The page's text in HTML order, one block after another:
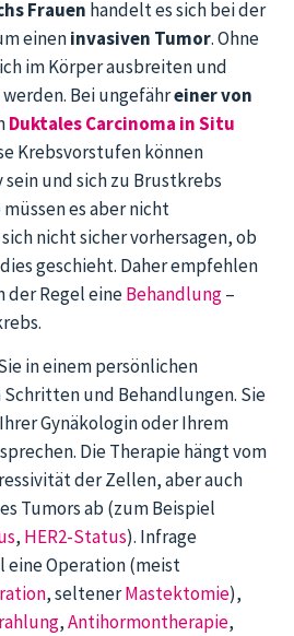
Frauen handelt es sich bei der
eineninvasiven Tumor. Ohne
im Körper ausbreiten und
Bei ungefähreiner von
Duktales Carcinoma in Situ
Krebsvorstufen können
sein und sich zu Brustkrebs
es aber nicht
nicht sicher vorhersagen, ob
geschieht. Daher empfehlen
der Regel eineBehandlung–
in einem persönlichen
und Behandlungen. Sie
Gynäkologin oder Ihrem
Die Therapie hängt vom
der Zellen, aber auch
Tumors ab (zum Beispiel
, HER2-Status). Infrage
eine Operation (meist
, seltenerMastektomie),
,Antihormontherapie,